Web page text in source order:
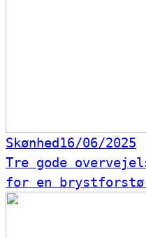
Skønhed16/06/2025
Tre gode
for en